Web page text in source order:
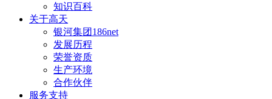
知识百科
关于高天
银河集团186net
发展历程
荣誉资质
生产环境
合作伙伴
服务支持